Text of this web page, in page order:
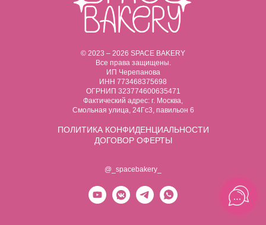
© 2023 – 2026 SPACE BAKERY
Все права защищены.
ИП Черепанова
ИНН 773468375698
ОГРНИП 323774600635471
Фактический адрес: г. Москва,
Смольная улица, 24Гс3, павильон 6
ПОЛИТИКА КОНФИДЕНЦИАЛЬНОСТИ
ДОГОВОР ОФЕРТЫ
@_spacebakery_